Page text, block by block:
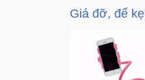
Giá đỡ, đế